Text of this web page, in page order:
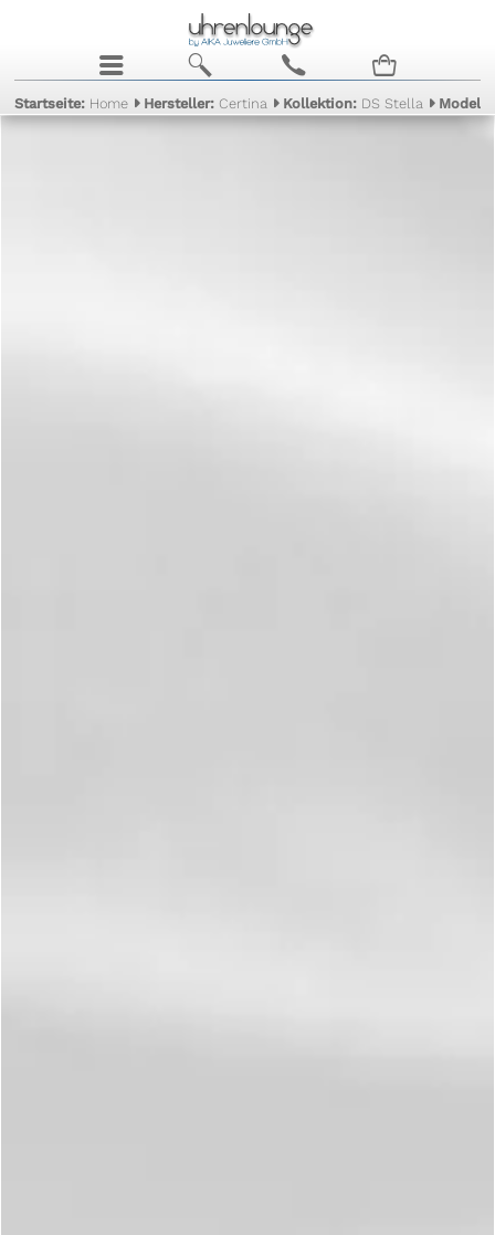
j b c n
Startseite: Home Hersteller:Certina Kollektion: DS Stella Modell: